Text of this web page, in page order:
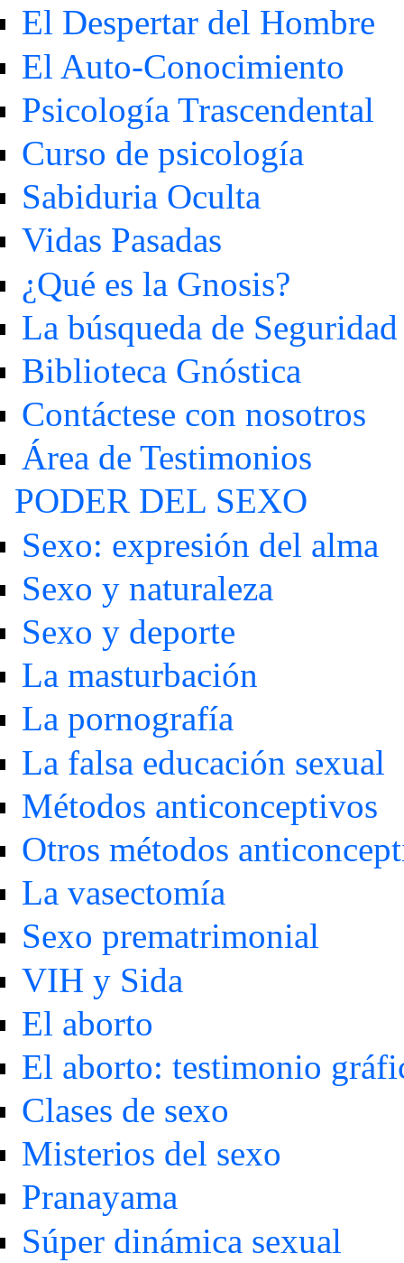
El Despertar del Hombre
El Auto-Conocimiento
Psicología Trascendental
Curso de psicología
Sabiduria Oculta
Vidas Pasadas
¿Qué es la Gnosis?
La búsqueda de Seguridad
Biblioteca Gnóstica
Contáctese con nosotros
Área de Testimonios
PODER DEL SEXO
Sexo: expresión del alma
Sexo y naturaleza
Sexo y deporte
La masturbación
La pornografía
La falsa educación sexual
Métodos anticonceptivos
Otros métodos
La vasectomía
Sexo prematrimonial
VIH y Sida
El aborto
El aborto: testimonio
Clases de sexo
Misterios del sexo
Pranayama
Súper dinámica sexual